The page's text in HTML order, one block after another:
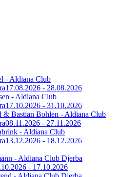
- Aldiana Club
17.08.2026 - 28.08.2026
- Aldiana Club
17.10.2026 - 31.10.2026
& Bastian Bohlen - Aldiana Club
08.11.2026 - 27.11.2026
- Aldiana Club
13.12.2026 - 18.12.2026
- Aldiana Club Djerba
- 17.10.2026